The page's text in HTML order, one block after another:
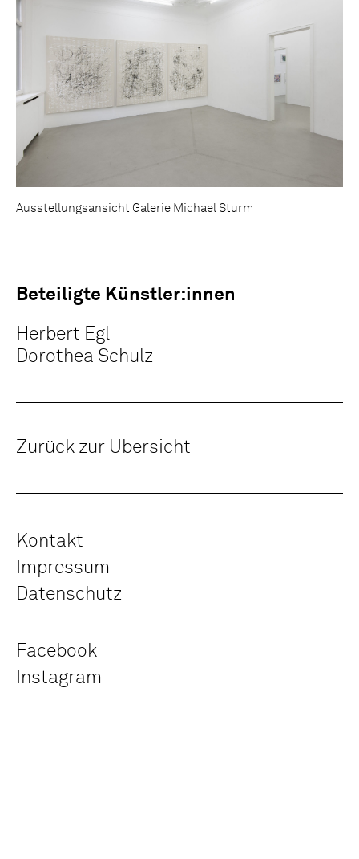
Ausstellungsansicht Galerie Michael Sturm
Beteiligte Künstler:innen
Herbert Egl
Dorothea Schulz
Zurück zur Übersicht
Kontakt
Impressum
Datenschutz
Facebook
Instagram